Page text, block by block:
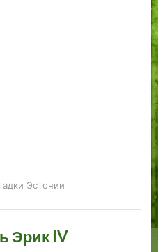
Эстонии
Эрик IV